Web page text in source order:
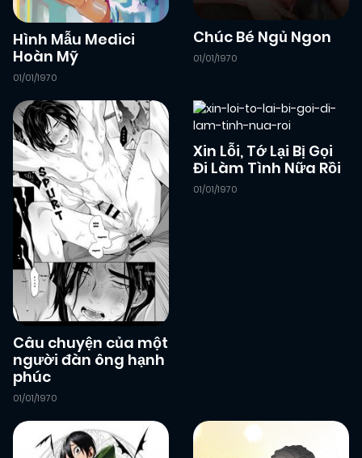
Hình Mẫu Medici
Hoàn Mỹ
01/01/1970
Chúc Bé Ngủ Ngon
01/01/1970
Câu chuyện của một
người đàn ông hạnh
phúc
01/01/1970
Xin Lỗi, Tớ Lại Bị Gọi
Đi Làm Tình Nữa Rồi
01/01/1970